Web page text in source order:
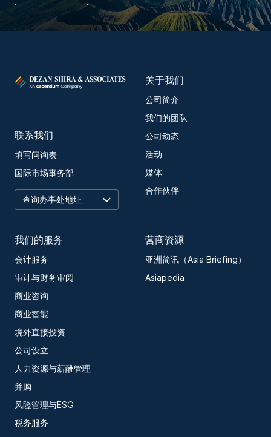
联系我们
填写问询表
国际市场事务部
关于我们
公司简介
我们的团队
公司动态
活动
媒体
合作伙伴
我们的服务
会计服务
审计与财务审阅
商业咨询
商业智能
境外直接投资
公司设立
人力资源与薪酬管理
并购
风险管理与ESG
税务服务
营商资源
亚洲简讯（Asia Briefing）
Asiapedia